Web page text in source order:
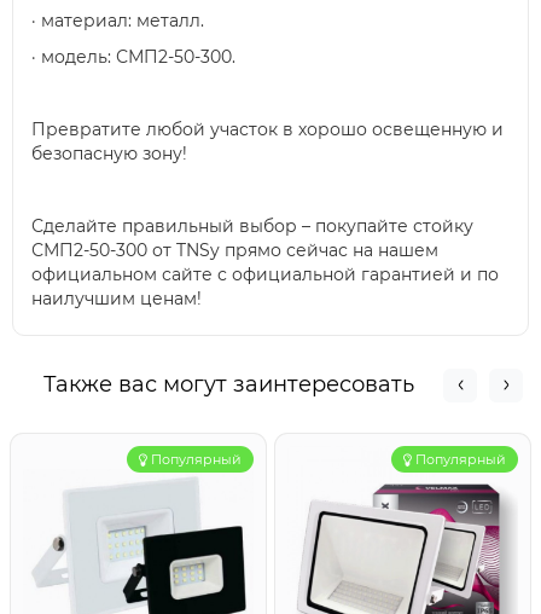
· материал: металл.
· модель: СМП2-50-300.
Превратите любой участок в хорошо освещенную и
безопасную зону!
Сделайте правильный выбор – покупайте стойку
СМП2-50-300 от TNSy прямо сейчас на нашем
официальном сайте с официальной гарантией и по
наилучшим ценам!
Также вас могут заинтересовать
Популярный Популярный